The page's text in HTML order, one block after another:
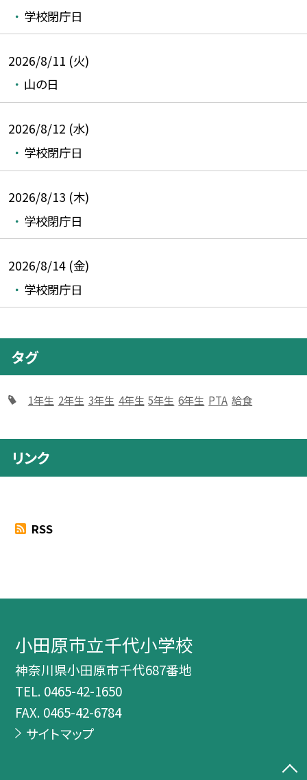
学校閉庁日
2026/8/11 (火)
山の日
2026/8/12 (水)
学校閉庁日
2026/8/13 (木)
学校閉庁日
2026/8/14 (金)
学校閉庁日
タグ
1年生 2年生 3年生 4年生 5年生 6年生 PTA 給食
リンク
RSS
小田原市立千代小学校
神奈川県小田原市千代687番地
TEL. 0465-42-1650
FAX. 0465-42-6784
サイトマップ